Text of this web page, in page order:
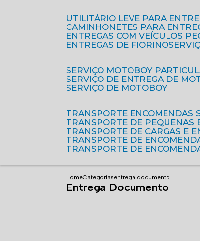
UTILITÁRIO LEVE PARA
CAMINHONETES PARA
ENTREGAS COM VEÍCULOS
ENTREGAS DE FIORINO
SERVIÇO MOTOBOY
SERVIÇO DE ENTREGA DE
SERVIÇO DE MOTOBOY
TRANSPORTE ENCOMENDAS
TRANSPORTE DE
TRANSPORTE DE CARGAS E
TRANSPORTE DE
TRANSPORTE DE
HomeCategoriasentrega documento
Entrega Documento